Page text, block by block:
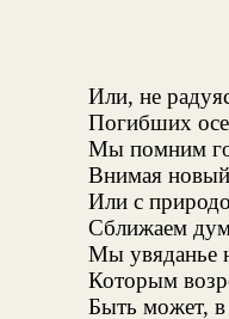
Или, не
Погибших
Мы помним
Внимая
Или с
Сближаем
Мы увяданье
Которым
Быть может,